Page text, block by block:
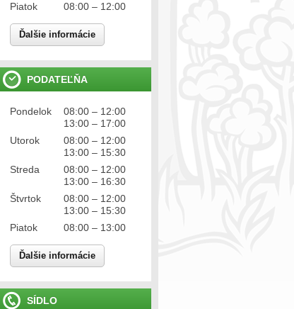
Piatok
08:00 – 12:00
Ďalšie informácie
PODATEĽŇA
Pondelok
08:00 – 12:00
13:00 – 17:00
Utorok
08:00 – 12:00
13:00 – 15:30
Streda
08:00 – 12:00
13:00 – 16:30
Štvrtok
08:00 – 12:00
13:00 – 15:30
Piatok
08:00 – 13:00
Ďalšie informácie
SÍDLO